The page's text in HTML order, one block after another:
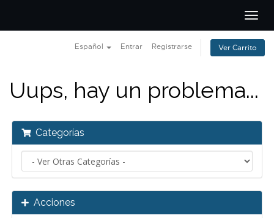
Español Entrar Registrarse Ver Carrito
Uups, hay un problema...
Categorías
Acciones